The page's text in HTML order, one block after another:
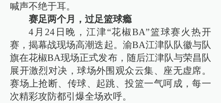
喊声不绝于耳。
赛足两个月，过足篮球瘾
4月24日晚，江津“花椒BA”篮球赛火热开
赛，揭幕战现场高潮迭起。渝BA江津队队徽与队
旗在花椒BA现场正式发布，随后江津队与荣昌队
展开激烈对决，球场外围观众云集、座无虚席。
赛场上抢断、传球、起跳、投篮一气呵成，每一
次精彩攻防都引爆全场欢呼。